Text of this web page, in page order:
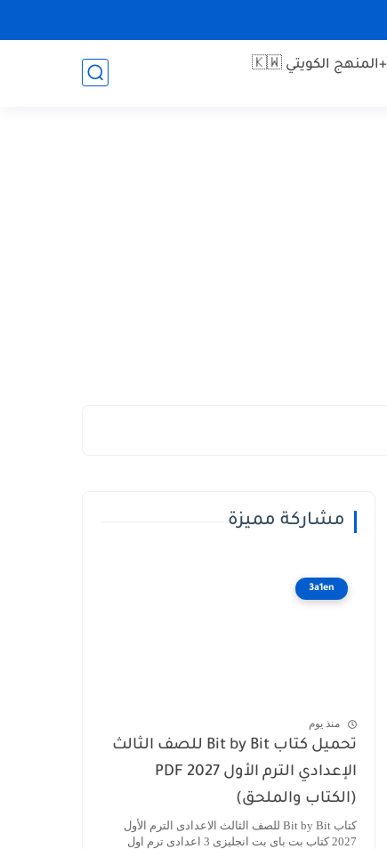
+المنهج الكويتي 🇰🇼
مشاركة مميزة
3a1en
منذ يوم
تحميل كتاب Bit by Bit للصف الثالث
الإعدادي الترم الأول 2027 PDF
(الكتاب والملحق)
كتاب Bit by Bit للصف الثالث الاعدادى الترم الأول
2027 كتاب بت باى بت انجليزى 3 اعدادى ترم اول